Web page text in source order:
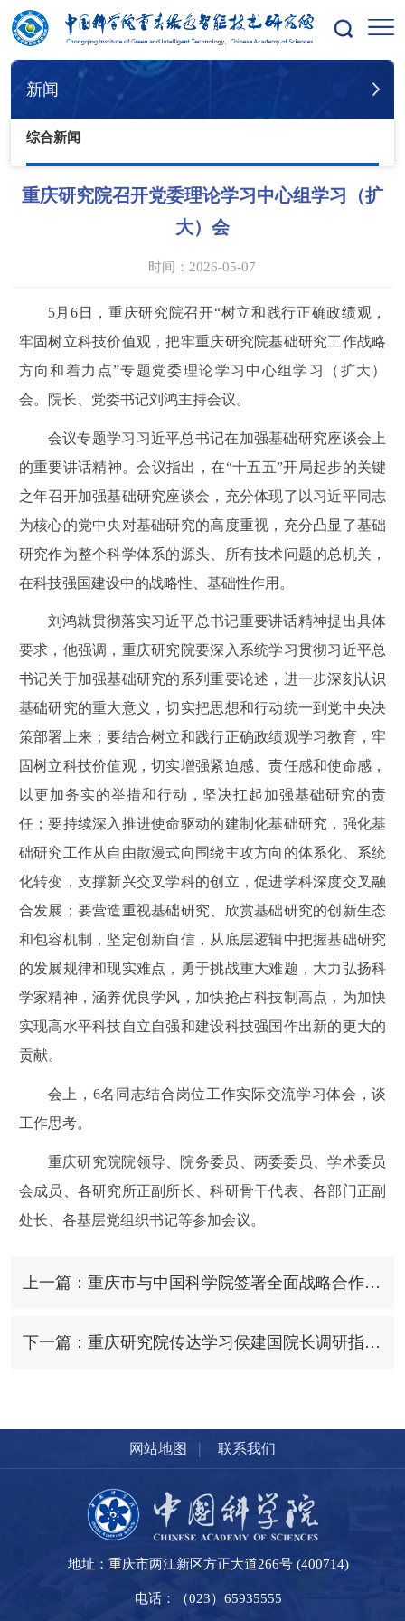
您的位置：首页 新闻 综合新闻
新闻
综合新闻
重庆研究院召开党委理论学习中心组学习（扩
大）会
时间：2026-05-07
5月6 日，重庆研究院召开“树立和践行正确政绩观，
牢固树立科技价值观，把牢重庆研究院基础研究工作战略
方向和着力点”专题党委理论学习中心组学习（扩大）
会。院长、党委书记刘鸿主持会议。
会议专题学习习近平总书记在加强基础研究座谈会上
的重要讲话精神。会议指出，在“十五五”开局起步的关键
之年召开加强基础研究座谈会，充分体现了以习近平同志
为核心的党中央对基础研究的高度重视，充分凸显了基础
研究作为整个科学体系的源头、所有技术问题的总机关，
在科技强国建设中的战略性、基础性作用。
刘鸿就贯彻落实习近平总书记重要讲话精神提出具体
要求，他强调，重庆研究院要深入系统学习贯彻习近平总
书记关于加强基础研究的系列重要论述，进一步深刻认识
基础研究的重大意义，切实把思想和行动统一到党中央决
策部署上来；要结合树立和践行正确政绩观学习教育，牢
固树立科技价值观，切实增强紧迫感、责任感和使命感，
以更加务实的举措和行动，坚决扛起加强基础研究的责
任；要持续深入推进使命驱动的建制化基础研究，强化基
础研究工作从自由散漫式向围绕主攻方向的体系化、系统
化转变，支撑新兴交叉学科的创立，促进学科深度交叉融
合发展；要营造重视基础研究、欣赏基础研究的创新生态
和包容机制，坚定创新自信，从底层逻辑中把握基础研究
的发展规律和现实难点，勇于挑战重大难题，大力弘扬科
学家精神，涵养优良学风，加快抢占科技制高点，为加快
实现高水平科技自立自强和建设科技强国作出新的更大的
贡献。
会上， 6名同志结合岗位工作实际交流学习体会，谈
工作思考。
重庆研究院院领导、院务委员、两委委员、学术委员
会成员、各研究所正副所长、科研骨干代表、各部门正副
处长、各基层党组织书记等参加会议。
上一篇：重庆市与中国科学院签署全面战略合作协议 袁家军会见侯建国一行并见证签约
下一篇：重庆研究院传达学习侯建国院长调研指示精神
网站地图 | 联系我们
地址：重庆市两江新区方正大道266号 (400714)
电话：（023）65935555